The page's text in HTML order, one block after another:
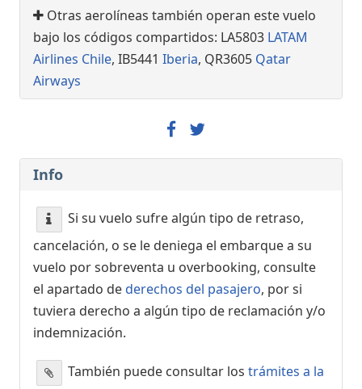
Otras aerolíneas también operan este vuelo
bajo los códigos compartidos: LA5803 LATAM
Airlines Chile, IB5441 Iberia, QR3605 Qatar
Airways
Info
Si su vuelo sufre algún tipo de retraso,
cancelación, o se le deniega el embarque a su
vuelo por sobreventa u overbooking, consulte
el apartado dederechos del pasajero, por si
tuviera derecho a algún tipo de reclamación y/o
indemnización.
También puede consultar los trámites a la